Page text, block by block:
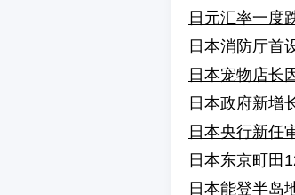
日元汇率一度
日本消防厅首
日本宠物店长
日本政府新增
日本央行新任
日本东京町田
日本能登半岛